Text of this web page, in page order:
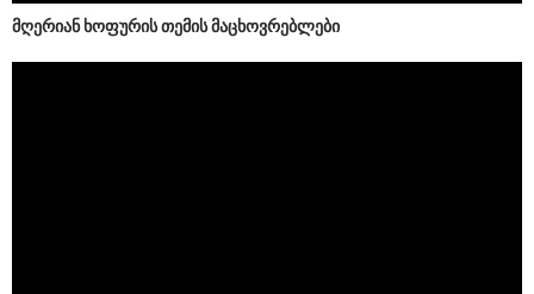
ᲛᲦᲔᲠᲘᲐᲜ ᲮᲝᲤᲣᲠᲘᲡ ᲗᲔᲛᲘᲡ ᲛᲐᲪᲮᲝᲕᲠᲔᲑᲚᲔᲑᲘ